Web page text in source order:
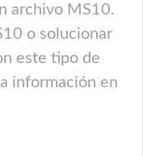
archivo MS10.
o solucionar
este tipo de
información en